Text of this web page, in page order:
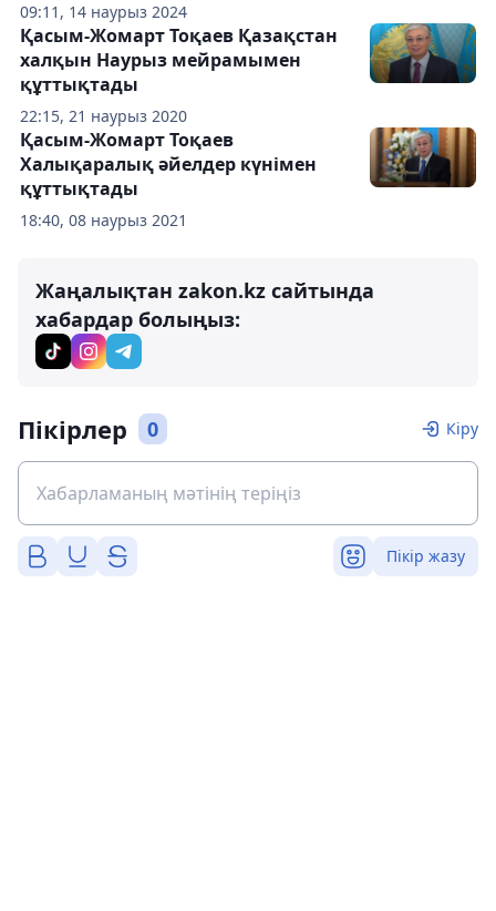
09:11, 14 наурыз 2024
22:15, 21 наурыз 2020
Қасым-Жомарт Тоқаев Қазақстан
халқын Наурыз мейрамымен
құттықтады
18:40, 08 наурыз 2021
Қасым-Жомарт Тоқаев
Халықаралық әйелдер күнімен
құттықтады
Жаңалықтан zakon.kz сайтында
хабардар болыңыз:
Пікірлер 0 Кіру
Пікір жазу